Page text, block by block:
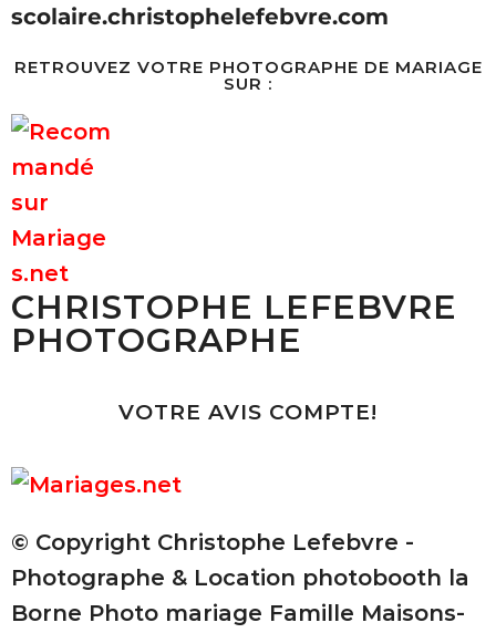
scolaire.christophelefebvre.com
RETROUVEZ VOTRE PHOTOGRAPHE DE MARIAGE
SUR :
CHRISTOPHE LEFEBVRE
PHOTOGRAPHE
VOTRE AVIS COMPTE!
© Copyright Christophe Lefebvre -
Photographe & Location photobooth la
Borne Photo mariage Famille Maisons-